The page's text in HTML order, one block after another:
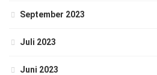
September 2023
Juli 2023
Juni 2023